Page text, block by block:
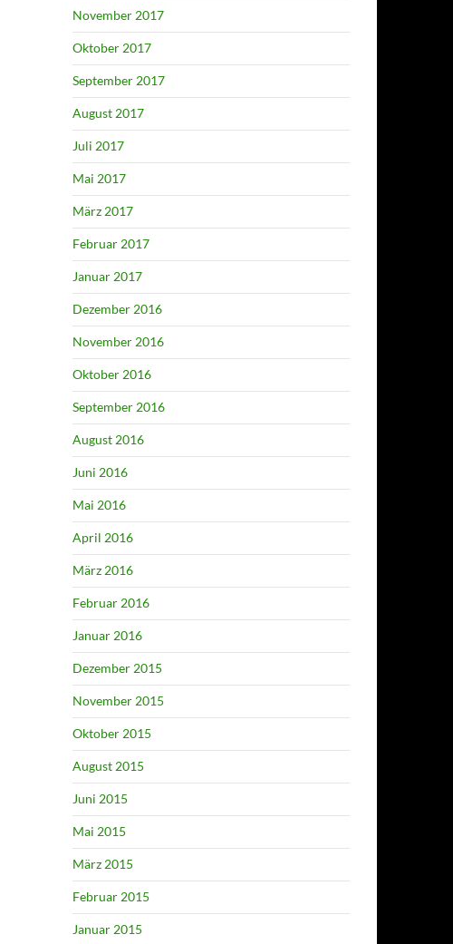
November 2017
Oktober 2017
September 2017
August 2017
Juli 2017
Mai 2017
März 2017
Februar 2017
Januar 2017
Dezember 2016
November 2016
Oktober 2016
September 2016
August 2016
Juni 2016
Mai 2016
April 2016
März 2016
Februar 2016
Januar 2016
Dezember 2015
November 2015
Oktober 2015
August 2015
Juni 2015
Mai 2015
März 2015
Februar 2015
Januar 2015